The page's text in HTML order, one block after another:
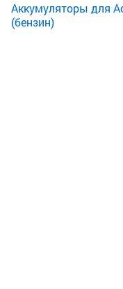
Аккумуляторы для
(бензин)